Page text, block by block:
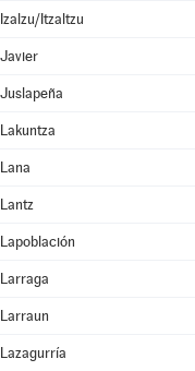
Izalzu/Itzaltzu
Javier
Juslapeña
Lakuntza
Lana
Lantz
Lapoblación
Larraga
Larraun
Lazagurría